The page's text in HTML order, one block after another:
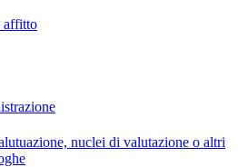
affitto
nuclei di valutazione o altri